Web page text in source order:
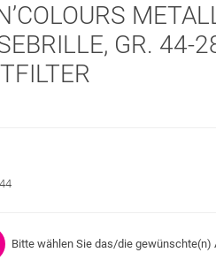
GR. 44-
Bitte wählen Sie das/die gewünschte(n)